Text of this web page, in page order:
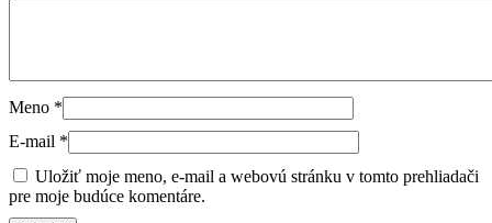
Meno *
E-mail *
Uložiť moje meno, e-mail a webovú stránku v tomto prehliadači
pre moje budúce komentáre.